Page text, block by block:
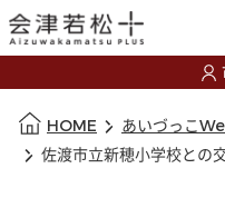
HOME あいづっこ
佐渡市立新穂小学校との